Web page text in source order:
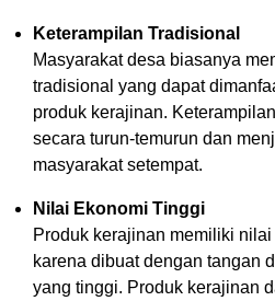
Keterampilan Tradisional
Masyarakat desa biasanya
tradisional yang dapat
produk kerajinan.
secara turun-temurun dan
masyarakat setempat.
Nilai Ekonomi Tinggi
Produk kerajinan memiliki
karena dibuat dengan tangan
yang tinggi. Produk kerajinan